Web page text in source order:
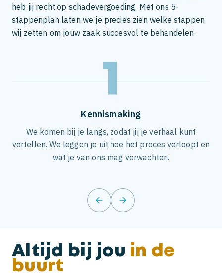
heb jij recht op schadevergoeding. Met ons 5-
stappenplan laten we je precies zien welke stappen
wij zetten om jouw zaak succesvol te behandelen.
1
Kennismaking
We komen bij je langs, zodat jij je verhaal kunt
vertellen. We leggen je uit hoe het proces verloopt en
wat je van ons mag verwachten.
prev next
Altijd bij jou in de
buurt